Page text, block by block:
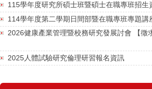
115學年度研究所碩士班暨碩士在職專班招生
114學年度第二學期日間部暨在職專班專題講
2026健康產業管理暨校務研究發展討會 【徵
2025人體試驗研究倫理研習報名資訊